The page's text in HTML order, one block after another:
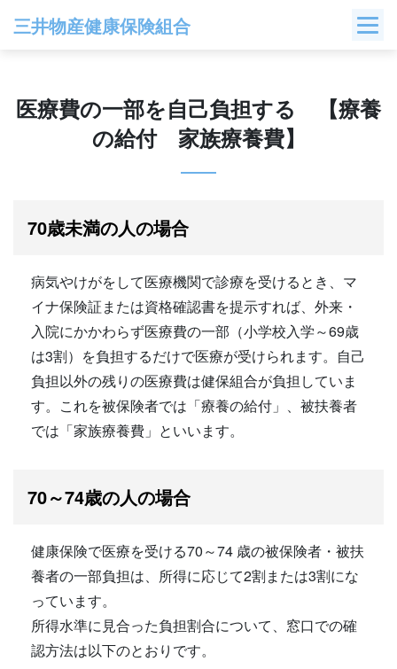
三井物産健康保険組合
医療費の一部を自己負担する 【療養
の給付 家族療養費】
70歳未満の人の場合
病気やけがをして医療機関で診療を受けるとき、マ
イナ保険証または資格確認書を提示すれば、外来・
入院にかかわらず医療費の一部（小学校入学～69歳
は3割）を負担するだけで医療が受けられます。自己
負担以外の残りの医療費は健保組合が負担していま
す。これを被保険者では「療養の給付」、被扶養者
では「家族療養費」といいます。
70～74歳の人の場合
健康保険で医療を受ける70～74 歳の被保険者・被扶
養者の一部負担は、所得に応じて2割または3割にな
っています。
所得水準に見合った負担割合について、窓口での確
認方法は以下のとおりです。